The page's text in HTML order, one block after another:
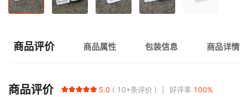
商品评价 商品属性 包装信息 商品详情
商品评价 5.0 10+条评价 好评率 100%